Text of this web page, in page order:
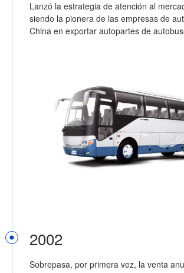
Lanzó la estrategia de atención al
siendo la pionera de las empresas de
China en exportar autopartes de
2002
Sobrepasa, por primera vez, la venta